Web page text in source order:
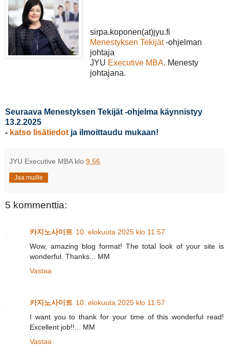
sirpa.koponen(at)jyu.fi
Menestyksen Tekijät-ohjelman
johtaja
JYU Executive MBA. Menesty
johtajana.
Seuraava Menestyksen Tekijät -ohjelma käynnistyy
13.2.2025
- katso lisätiedot ja ilmoittaudu mukaan!
JYU Executive MBA klo 9.56
Jaa muille
5 kommenttia:
카지노사이트 10. elokuuta 2025 klo 11.57
Wow, amazing blog format! The total look of your site is
wonderful. Thanks... MM
Vastaa
카지노사이트 10. elokuuta 2025 klo 11.57
I want you to thank for your time of this wonderful read!
Excellent job!!... MM
Vastaa